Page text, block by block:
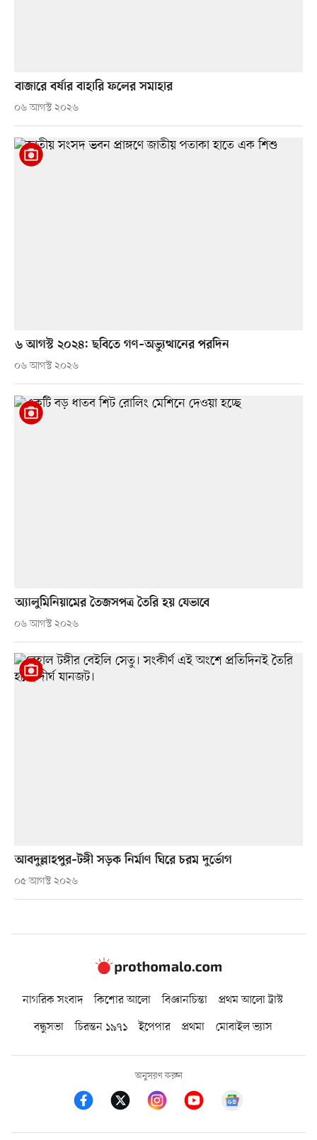
বাজারে বর্ষার বাহারি ফলের সমাহার
০৬ আগস্ট ২০২৬
৬ আগস্ট ২০২৪: ছবিতে গণ–অভ্যুত্থানের পরদিন
০৬ আগস্ট ২০২৬
অ্যালুমিনিয়ামের তৈজসপত্র তৈরি হয় যেভাবে
০৬ আগস্ট ২০২৬
আবদুল্লাহপুর–টঙ্গী সড়ক নির্মাণ ঘিরে চরম দুর্ভোগ
০৫ আগস্ট ২০২৬
নাগরিক সংবাদ কিশোর আলো বিজ্ঞানচিন্তা
প্রথম আলো ট্রাস্ট
বন্ধুসভা
চিরন্তন ১৯৭১ ইপেপার প্রথমা মোবাইল ভ্যাস
অনুসরণ করুন